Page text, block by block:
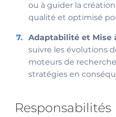
ou à guider la
qualité et optimisé
Adaptabilité et Mise
suivre les évolutions
moteurs de
stratégies en
Responsabilités